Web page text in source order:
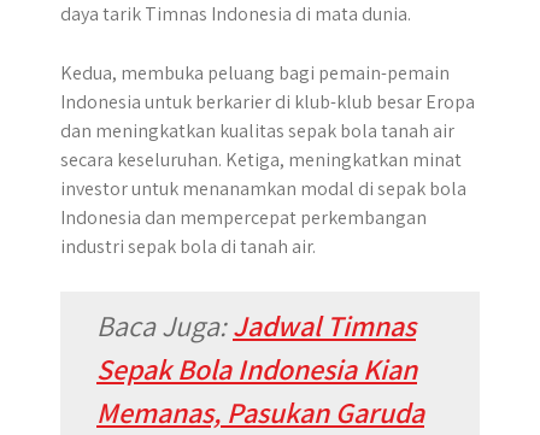
daya tarik Timnas Indonesia di mata dunia.
Kedua, membuka peluang bagi pemain-pemain
Indonesia untuk berkarier di klub-klub besar Eropa
dan meningkatkan kualitas sepak bola tanah air
secara keseluruhan. Ketiga, meningkatkan minat
investor untuk menanamkan modal di sepak bola
Indonesia dan mempercepat perkembangan
industri sepak bola di tanah air.
Baca Juga:Jadwal Timnas
Sepak Bola Indonesia Kian
Memanas, Pasukan Garuda